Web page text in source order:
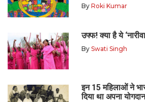
By Roki Kumar
उफ्फ! क्या है ये
By Swati Singh
इन 15 महिलाओं ने
दिया था अपना योगदान